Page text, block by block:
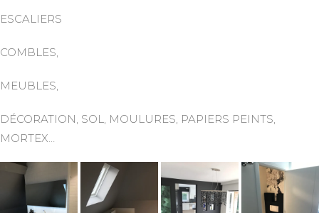
ESCALIERS
COMBLES,
MEUBLES,
DÉCORATION, SOL, MOULURES, PAPIERS PEINTS,
MORTEX…